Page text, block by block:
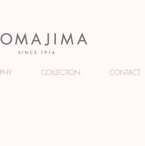
COLLECTION CONTACT